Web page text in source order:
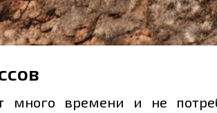
много времени и не